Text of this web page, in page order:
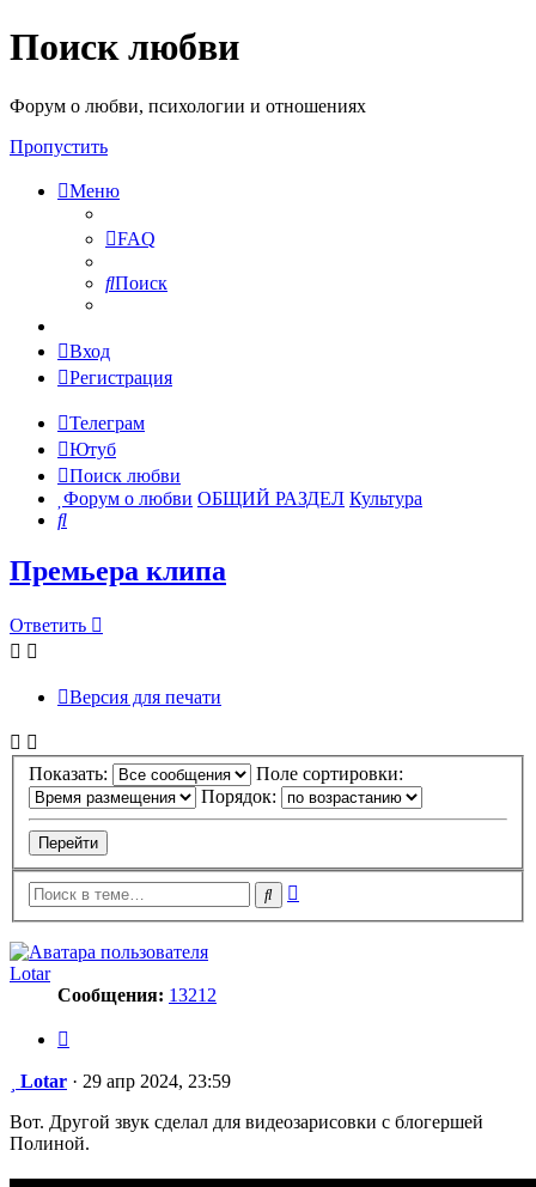
Поиск любви
Форум о любви, психологии и отношениях
Пропустить
Меню
FAQ
Поиск
Вход
Регистрация
Телеграм
Ютуб
Поиск любви
Форум о любви ОБЩИЙ РАЗДЕЛ Культура
Поиск
Премьера клипа
Ответить
Версия для печати
Показать:
Поле сортировки:
Порядок:
Поиск
Lotar
Сообщения: 13212
Сообщение
Lotar · 29 апр 2024, 23:59
Вот. Другой звук сделал для видеозарисовки с блогершей
Полиной.